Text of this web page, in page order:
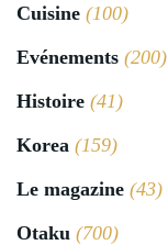
Cuisine (100)
Evénements (200)
Histoire (41)
Korea (159)
Le magazine (43)
Otaku (700)